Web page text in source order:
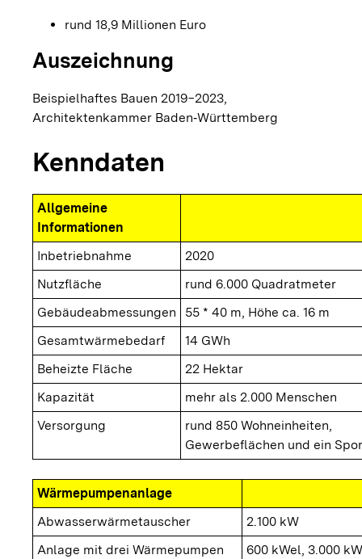
rund 18,9 Millionen Euro
Auszeichnung
Beispielhaftes Bauen 2019−2023,
Architektenkammer Baden‐Württemberg
Kenndaten
Allgemeine
Informationen
Inbetriebnahme
2020
Nutzfläche
rund 6.000 Quadratmeter
Gebäudeabmessungen
55 * 40 m, Höhe ca. 16 m
Gesamtwärmebedarf
14 GWh
Beheizte Fläche
22 Hektar
Kapazität
mehr als 2.000 Menschen
Versorgung
rund 850 Wohneinheiten,
Gewerbeflächen und ein
Wärmepumpenanlage
Abwasserwärmetauscher
2.100 kW
Anlage mit drei Wärmepumpen
600 kWel, 3.000